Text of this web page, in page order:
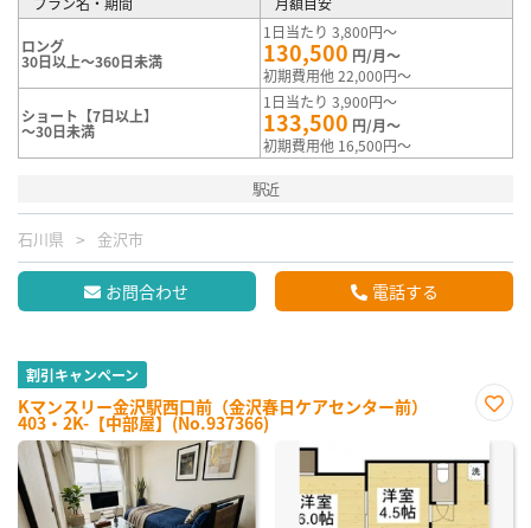
ロング
30日以上～360日未満
1日当たり 3,800円～
130,500 円/月～
初期費用他 22,000円～
ショート【7日以上】
～30日未満
1日当たり 3,900円～
133,500 円/月～
初期費用他 16,500円～
駅近
石川県 金沢市
お問合わせ 電話する
割引キャンペーン
Kマンスリー金沢駅西口前（金沢春日ケアセンター前）
403・2K-【中部屋】(No.937366)
に入
り登
録